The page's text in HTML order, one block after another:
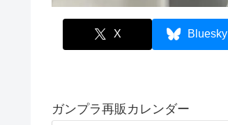
X Bluesky
ガンプラ再販カレンダー